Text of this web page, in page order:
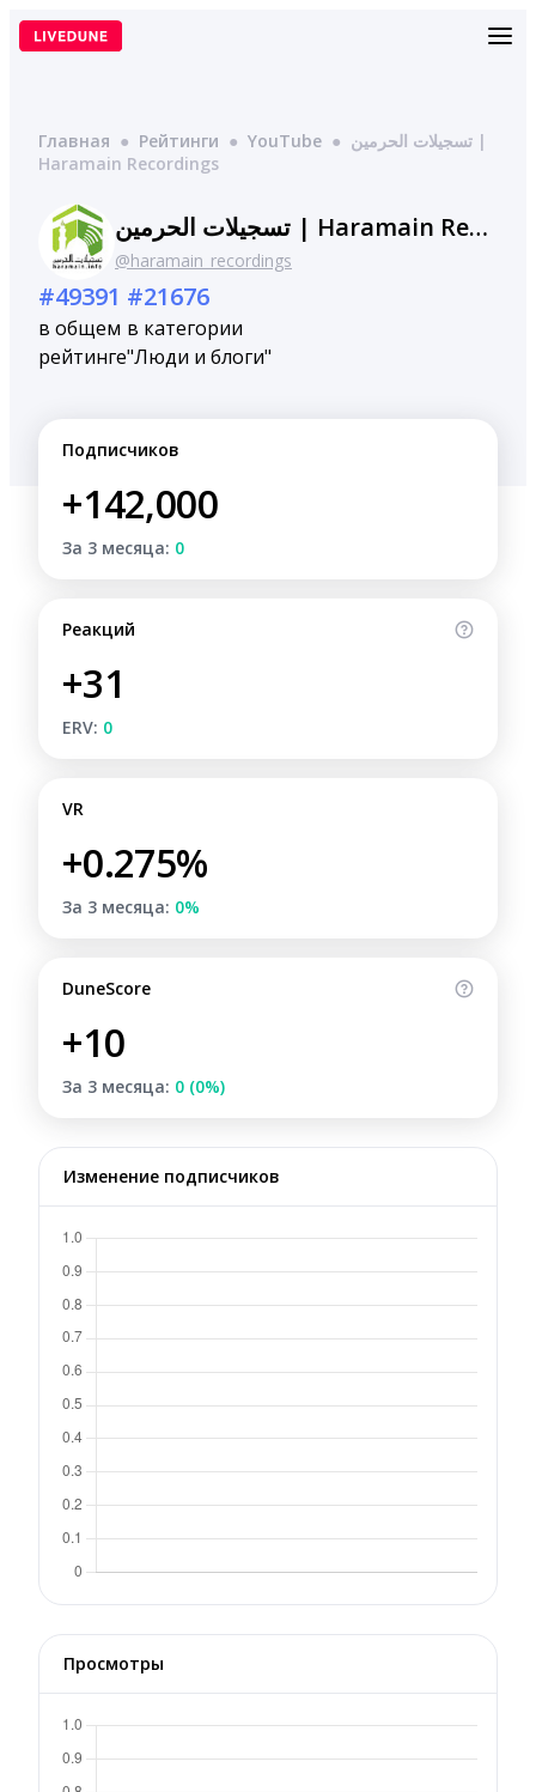
Перейти
Главная ● Рейтинги ● YouTube ● تسجيلات الحرمين |
Haramain Recordings
تسجيلات الحرمين | Haramain Recordings
@haramain_recordings
#49391
в общем
рейтинге
#21676
в категории
"Люди и блоги"
Подписчиков
+142,000
За 3 месяца: 0
Реакций
+31
ERV: 0
VR
+0.275%
За 3 месяца: 0%
DuneScore
+10
За 3 месяца: 0 (0%)
Изменение подписчиков
Просмотры